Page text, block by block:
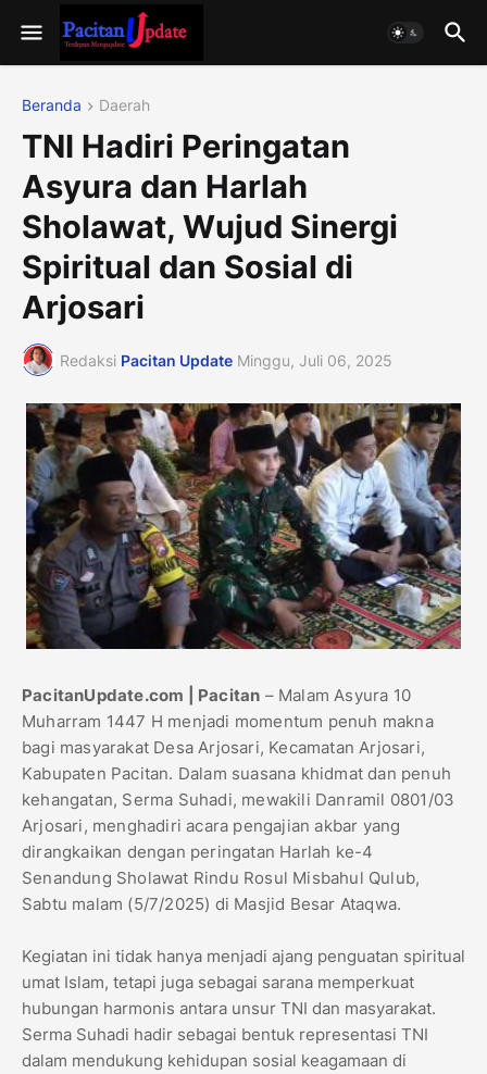
Beranda Daerah
TNI Hadiri Peringatan
Asyura dan Harlah
Sholawat, Wujud Sinergi
Spiritual dan Sosial di
Arjosari
Redaksi Pacitan Update Minggu, Juli 06, 2025
PacitanUpdate.com | Pacitan – Malam Asyura 10
Muharram 1447 H menjadi momentum penuh makna
bagi masyarakat Desa Arjosari, Kecamatan Arjosari,
Kabupaten Pacitan. Dalam suasana khidmat dan penuh
kehangatan, Serma Suhadi, mewakili Danramil 0801/03
Arjosari, menghadiri acara pengajian akbar yang
dirangkaikan dengan peringatan Harlah ke-4
Senandung Sholawat Rindu Rosul Misbahul Qulub,
Sabtu malam (5/7/2025) di Masjid Besar Ataqwa.
Kegiatan ini tidak hanya menjadi ajang penguatan spiritual
umat Islam, tetapi juga sebagai sarana memperkuat
hubungan harmonis antara unsur TNI dan masyarakat.
Serma Suhadi hadir sebagai bentuk representasi TNI
dalam mendukung kehidupan sosial keagamaan di